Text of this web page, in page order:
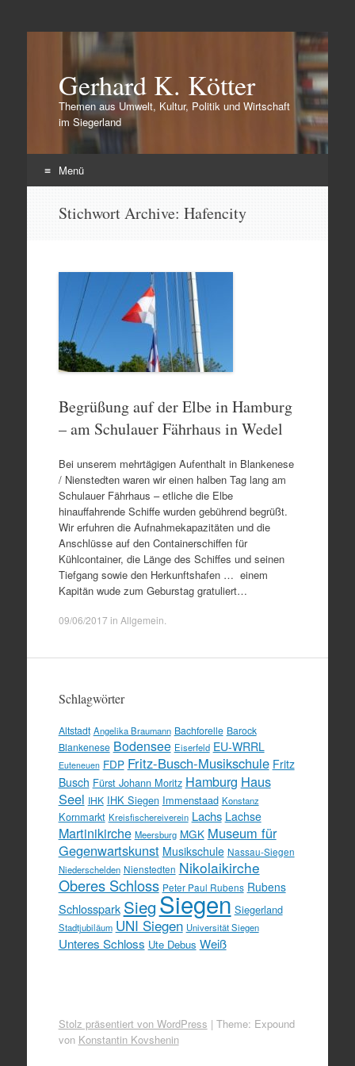
Gerhard K. Kötter
Themen aus Umwelt, Kultur, Politik und Wirtschaft
im Siegerland
Menü
Stichwort Archive: Hafencity
Begrüßung auf der Elbe in Hamburg
– am Schulauer Fährhaus in Wedel
Bei unserem mehrtägigen Aufenthalt in Blankenese
/ Nienstedten waren wir einen halben Tag lang am
Schulauer Fährhaus – etliche die Elbe
hinauffahrende Schiffe wurden gebührend begrüßt.
Wir erfuhren die Aufnahmekapazitäten und die
Anschlüsse auf den Containerschiffen für
Kühlcontainer, die Länge des Schiffes und seinen
Tiefgang sowie den Herkunftshafen … einem
Kapitän wude zum Geburstag gratuliert…
09/06/2017 in Allgemein
Schlagwörter
Altstadt Angelika Braumann Bachforelle Barock
Blankenese Bodensee Eiserfeld EU-WRRL
Euteneuen FDP Fritz-Busch-Musikschule Fritz
Busch Fürst Johann Moritz Hamburg Haus
Seel IHK IHK Siegen Immenstaad Konstanz
Kornmarkt Kreisfischereiverein Lachs Lachse
Martinikirche Meersburg MGK Museum für
Gegenwartskunst Musikschule Nassau-Siegen
Niederschelden Nienstedten Nikolaikirche
Oberes Schloss Peter Paul Rubens Rubens
Schlosspark SiegSiegen Siegerland
Stadtjubiläum UNI Siegen Universität Siegen
Unteres Schloss Ute Debus Weiß
Stolz präsentiert von WordPress | Theme: Expound
von Konstantin Kovshenin